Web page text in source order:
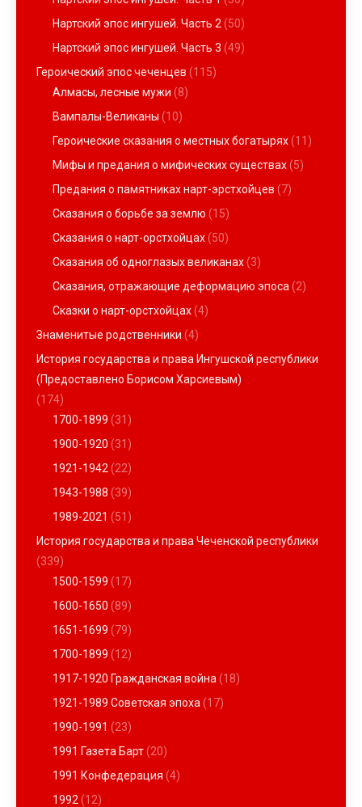
Нартский эпос ингушей. Часть 2 (50)
Нартский эпос ингушей. Часть 3 (49)
Героический эпос чеченцев (115)
Алмасы, лесные мужи (8)
Вампалы-Великаны (10)
Героические сказания о местных богатырях(11)
Мифы и предания о мифических существах(5)
Предания о памятниках нарт-эрстхойцев (7)
Сказания о борьбе за землю (15)
Сказания о нарт-орстхойцах(50)
Сказания об одноглазых великанах(3)
Сказания, отражающие деформацию эпоса (2)
Сказки о нарт-орстхойцах(4)
Знаменитые родственники (4)
История государства и права Ингушской республики
(Предоставлено Борисом Харсиевым)
(174)
1700-1899 (31)
1900-1920 (31)
1921-1942 (22)
1943-1988 (39)
1989-2021 (51)
История государства и права Чеченской республики
(339)
1500-1599 (17)
1600-1650 (89)
1651-1699 (79)
1700-1899 (12)
1917-1920 Гражданская война (18)
1921-1989 Советская эпоха (17)
1990-1991 (23)
1991 Газета Барт(20)
1991 Конфедерация (4)
1992 (12)